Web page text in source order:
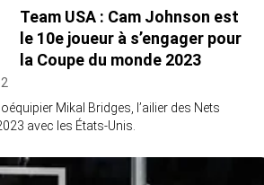
Team USA : Cam Johnson est
le 10e joueur à s’engager pour
la Coupe du monde 2023
Mikal Bridges, l’ailier des Nets
avec les États-Unis.